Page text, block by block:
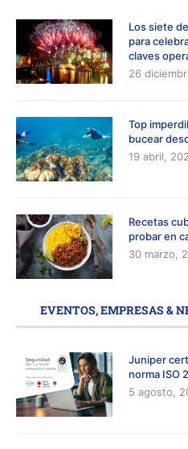
Los siete
para
claves
26
Top
bucear
19 abril,
Recetas
probar en
30 marzo,
EVENTOS, EMPRESAS &
Juniper
norma ISO
5 agosto,